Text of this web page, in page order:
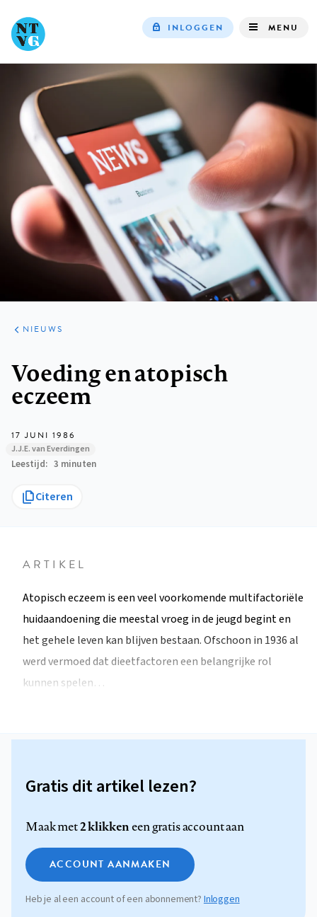
INLOGGEN MENU
ARTIKELEN
HET
KORT
NIEUWS
Voeding en atopisch
eczeem
17 JUNI 1986
J.J.E. van Everdingen
Leestijd 3 minuten
Citeren
ARTIKEL
Atopisch eczeem is een veel voorkomende multifactoriële
huidaandoening die meestal vroeg in de jeugd begint en
het gehele leven kan blijven bestaan. Ofschoon in 1936 al
werd vermoed dat dieetfactoren een belangrijke rol
kunnen spelen…
Gratis dit artikel lezen?
Maak met2 klikkeneen gratis account aan
ACCOUNT AANMAKEN
Heb je al een account of een abonnement? Inloggen